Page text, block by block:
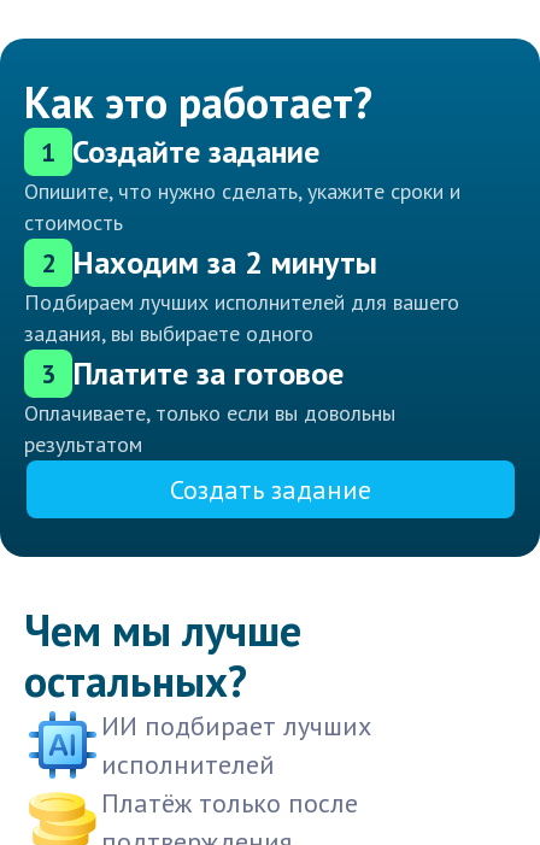
Как это работает?
1 Создайте задание
Опишите, что нужно сделать, укажите сроки и
стоимость
2 Находим за 2 минуты
Подбираем лучших исполнителей для вашего
задания, вы выбираете одного
3 Платите за готовое
Оплачиваете, только если вы довольны
результатом
Создать задание
Чем мы лучше
остальных?
ИИ подбирает лучших
исполнителей
Платёж только после